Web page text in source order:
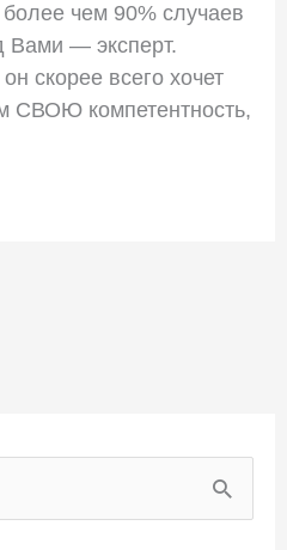
чем 90% случаев
Вами — эксперт.
скорее всего хочет
СВОЮ компетентность,